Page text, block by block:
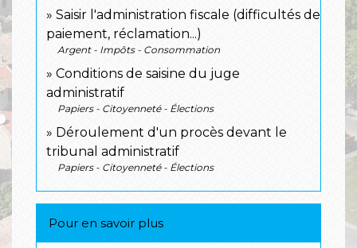
Saisir l'administration fiscale (difficultés de
paiement, réclamation...)
Argent - Impôts - Consommation
Conditions de saisine du juge
administratif
Papiers - Citoyenneté - Élections
Déroulement d'un procès devant le
tribunal administratif
Papiers - Citoyenneté - Élections
Pour en savoir plus